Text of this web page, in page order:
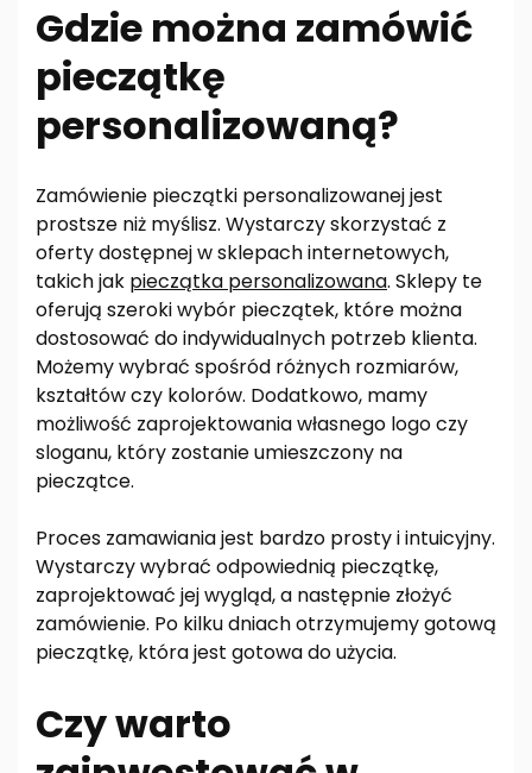
Gdzie można zamówić
pieczątkę
personalizowaną?
Zamówienie pieczątki personalizowanej jest
prostsze niż myślisz. Wystarczy skorzystać z
oferty dostępnej w sklepach internetowych,
takich jak pieczątka personalizowana. Sklepy te
oferują szeroki wybór pieczątek, które można
dostosować do indywidualnych potrzeb klienta.
Możemy wybrać spośród różnych rozmiarów,
kształtów czy kolorów. Dodatkowo, mamy
możliwość zaprojektowania własnego logo czy
sloganu, który zostanie umieszczony na
pieczątce.
Proces zamawiania jest bardzo prosty i intuicyjny.
Wystarczy wybrać odpowiednią pieczątkę,
zaprojektować jej wygląd, a następnie złożyć
zamówienie. Po kilku dniach otrzymujemy gotową
pieczątkę, która jest gotowa do użycia.
Czy warto